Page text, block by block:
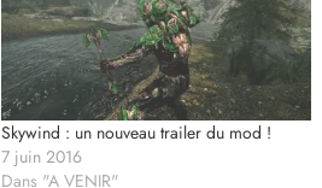
Skywind : un nouveau trailer du mod !
7 juin 2016
Dans "A VENIR"